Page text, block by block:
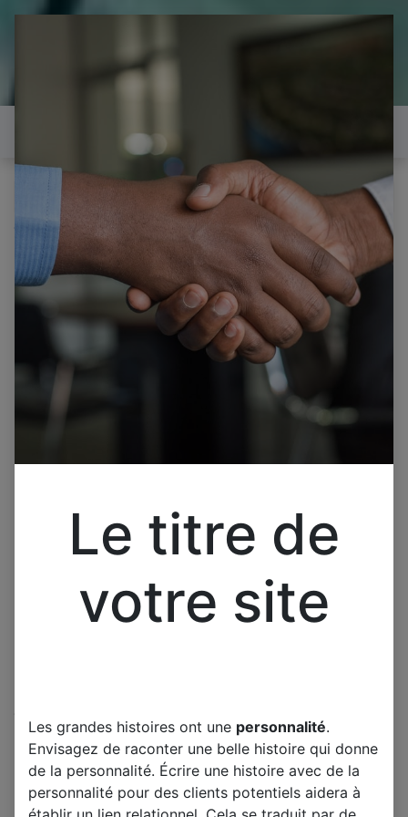
il est temps de
réparer...Electronique 66 est
heureux de vous aider
Tous les produits
Interrupteur d'alimentation à bascule,1 pièce, l/O/ll,
6 Pins, avec luminaire, 16a 250V/25a, 250V 20A,
125V ac, Rouge
Interrupteur d'alimentation à
bascule,1 pièce, l/O/ll, 6 Pins,
avec luminaire, 16a 250V/25a,
Le titre de
votre site
Les grandes histoires ont une personnalité.
Envisagez de raconter une belle histoire qui donne
de la personnalité. Écrire une histoire avec de la
personnalité pour des clients potentiels aidera à